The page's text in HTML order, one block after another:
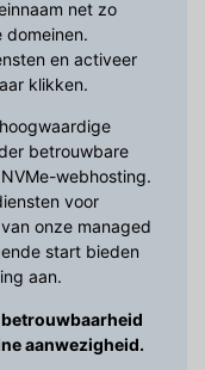
net zo
domeinen.
en activeer
klikken.
betrouwbare
webhosting.
voor
onze managed
start bieden
aan.
aanwezigheid.